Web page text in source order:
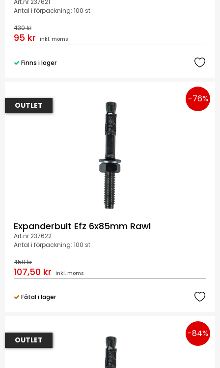
Antal i förpackning: 100 st
430 kr
95 kr inkl. moms
Finns i lager
-76%
OUTLET
Expanderbult Efz 6x85mm Rawl
Art.nr 237622
Antal i förpackning: 100 st
450 kr
107,50 kr inkl. moms
Fåtal i lager
-84%
OUTLET